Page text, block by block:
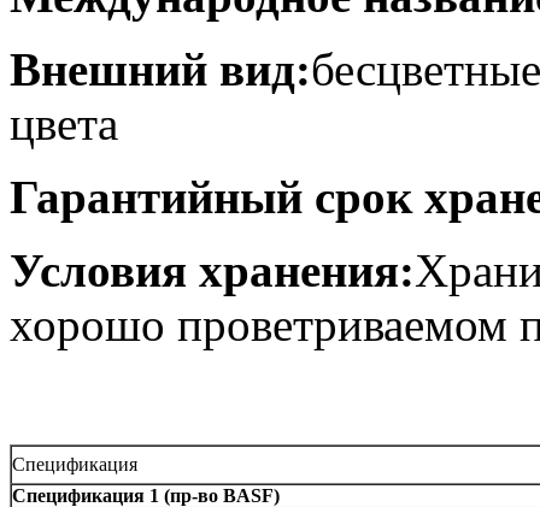
Внешний вид:
цвета
Гарантийный срок
Условия хранения:
хорошо проветриваемом
Спецификация
Спецификация 1 (пр-во BASF)